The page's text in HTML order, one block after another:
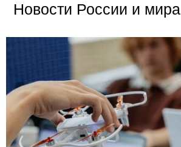
Новости России и мира